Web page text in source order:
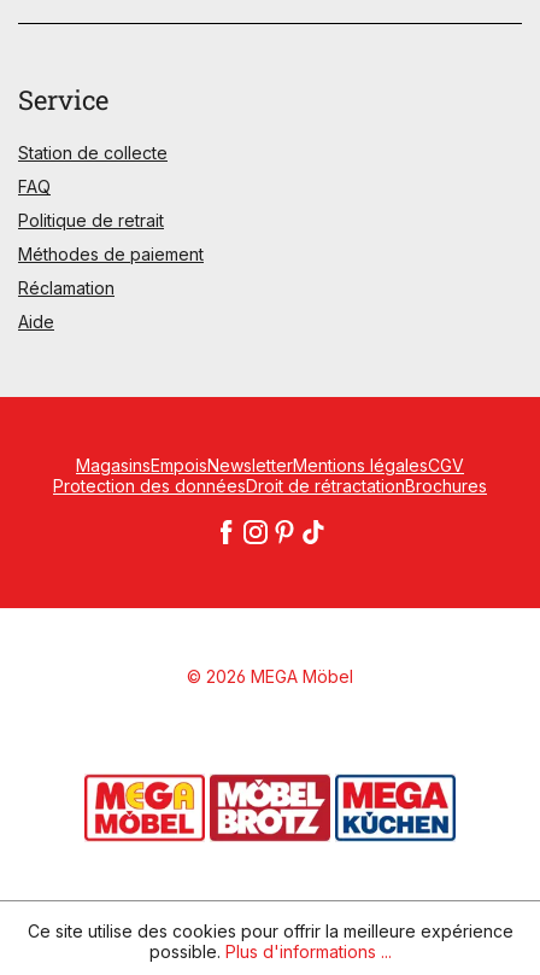
Service
Station de collecte
FAQ
Politique de retrait
Méthodes de paiement
Réclamation
Aide
MagasinsEmpoisNewsletterMentions légalesCGV
Protection des donnéesDroit de rétractationBrochures
© 2026 MEGA Möbel
Ce site utilise des cookies pour offrir la meilleure expérience
possible. Plus d'informations ...